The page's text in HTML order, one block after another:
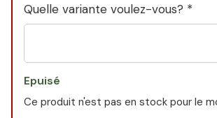
Quelle variante voulez-vous? *
Epuisé
Ce produit n'est pas en stock pour le